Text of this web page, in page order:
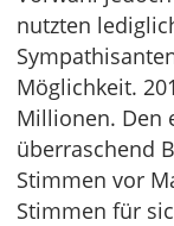
nutzten
Möglichkeit.
Millionen. Den
überraschend
Stimmen vor
Stimmen für